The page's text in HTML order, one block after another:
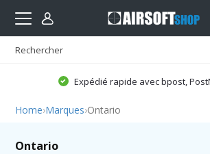
Expédié rapide avec bpost,
Home›Marques›Ontario
Ontario